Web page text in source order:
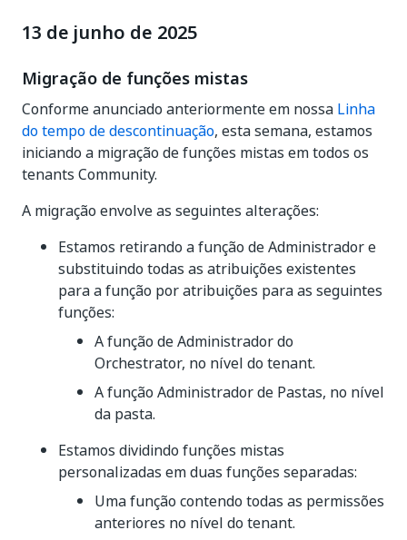
13 de junho de 2025
Migração de funções mistas
Conforme anunciado anteriormente em nossa Linha
do tempo de descontinuação, esta semana, estamos
iniciando a migração de funções mistas em todos os
tenants Community.
A migração envolve as seguintes alterações:
Estamos retirando a função de Administrador e
substituindo todas as atribuições existentes
para a função por atribuições para as seguintes
funções:
A função de Administrador do
Orchestrator, no nível do tenant.
A função Administrador de Pastas, no nível
da pasta.
Estamos dividindo funções mistas
personalizadas em duas funções separadas:
Uma função contendo todas as permissões
anteriores no nível do tenant.